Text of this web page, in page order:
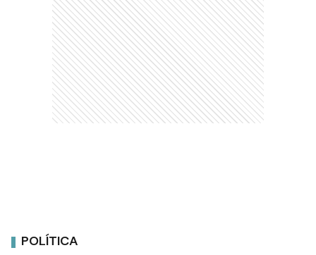
POLÍTICA